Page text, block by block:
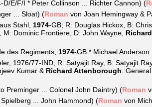
E/F/I * Peter Collinson ... Richter Cannon) (
... Sloat) (Roman von Joan Hemingway &
Stahl, 1974-GB; R: Douglas Hickox, B:
Dominic Frontiere, D: John Wayne,
des Regiments, 1974-GB * Michael
1976/77-IND; R: Satyajit Ray, B: Satyajit
Kumar & Richard Attenborough:
Preminger ... Colonel John Daintry) (Roman
... John Hammond) (Roman von